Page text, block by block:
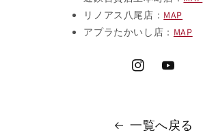
リノアス八尾店： MAP
アプラたかいし店： MAP
InstagramYouTube
一覧へ戻る